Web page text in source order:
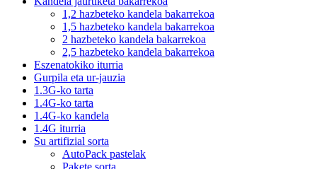
1,2 hazbeteko kandela bakarrekoa
1,5 hazbeteko kandela bakarrekoa
2 hazbeteko kandela bakarrekoa
2,5 hazbeteko kandela bakarrekoa
Eszenatokiko iturria
Gurpila eta ur-jauzia
1.3G-ko tarta
1.4G-ko tarta
1.4G-ko kandela
1.4G iturria
Su artifizial sorta
AutoPack pastelak